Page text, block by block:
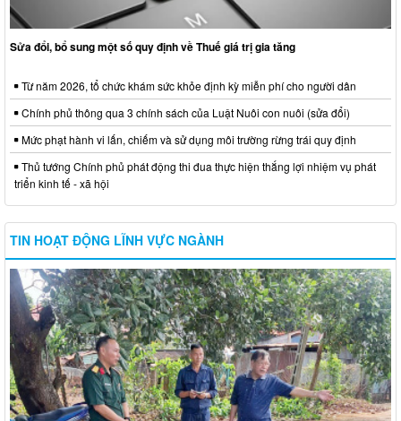
Sửa đổi, bổ sung một số quy định về Thuế giá trị gia tăng
Từ năm 2026, tổ chức khám sức khỏe định kỳ miễn phí cho người dân
Chính phủ thông qua 3 chính sách của Luật Nuôi con nuôi (sửa đổi)
Mức phạt hành vi lấn, chiếm và sử dụng môi trường rừng trái quy định
Thủ tướng Chính phủ phát động thi đua thực hiện thắng lợi nhiệm vụ phát
triển kinh tế - xã hội
TIN HOẠT ĐỘNG LĨNH VỰC NGÀNH